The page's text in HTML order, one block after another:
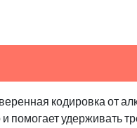
кодировка от
помогает удерживать